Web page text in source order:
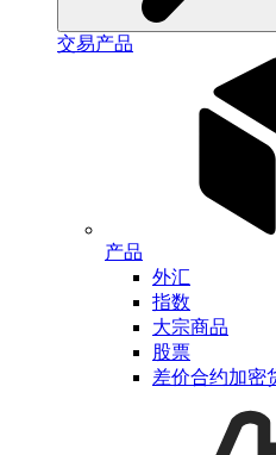
交易产品
产品
外汇
指数
大宗商品
股票
差价合约加密